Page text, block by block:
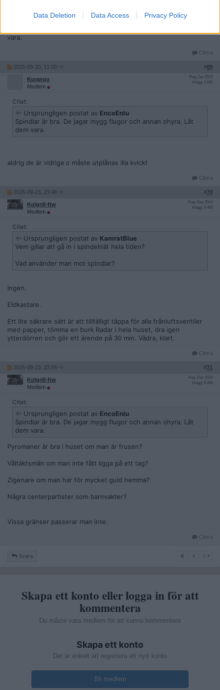
Data Deletion Data Access Privacy Policy
Medlem
vara.
Citera
2025-09-20, 11:00 #69
Kurango
Medlem
Reg: Jan 2010
Inlägg: 1 830
Citat:
Ursprungligen postat av EncoEnlu
Spindlar är bra. De jagar mygg flugor och annan ohyra. Låt
dem vara.
aldrig de är vidriga o måste utplånas illa kvickt
Citera
2025-09-23, 23:48 #70
Kolgrill-ftw
Medlem
Reg: Dec 2014
Inlägg: 8 493
Citat:
Ursprungligen postat av KamratBlue
Vem gillar att gå in i spindelnät hela tiden?
Vad använder man mot spindlar?
Ingen.
Eldkastare.
Ett lite säkrare sätt är att tillfälligt täppa för alla frånluftsventiler
med papper, tömma en burk Radar i hela huset, dra igen
ytterdörren och gör ett ärende på 30 min. Vädra, klart.
Citera
2025-09-23, 23:56 #71
Kolgrill-ftw
Medlem
Reg: Dec 2014
Inlägg: 8 493
Citat:
Ursprungligen postat av EncoEnlu
Spindlar är bra. De jagar mygg flugor och annan ohyra. Låt
dem vara.
Pyromaner är bra i huset om man är frusen?
Våltäktsmän om man inte fått ligga på ett tag?
Zigenare om man har för mycket guld hemma?
Några centerpartister som barnvakter?
Vissa gränser passerar man inte.
Citera
Svara
Skapa ett konto eller logga in för att
kommentera
Du måste vara medlem för att kunna kommentera
Skapa ett konto
Det är enkelt att registrera ett nytt konto
Bli medlem